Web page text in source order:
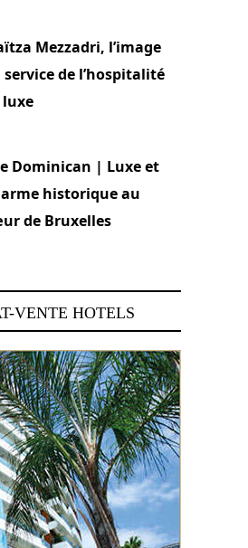
Mezzadri, l’image
service de l’hospitalité
luxe
Dominican | Luxe et
historique au
de Bruxelles
VENTE HOTELS